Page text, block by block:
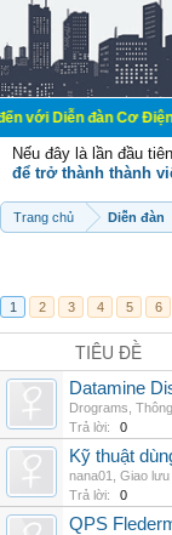
Cơ Điện - Diễn
Nếu đây là lần đầu
để trở thành thành
Trang chủ Diễn đàn
1 2 3 4 5 6
TIÊU ĐỀ
Datamine
Drograms
Trả lời:
0
Kỹ thuật
nana01
Giao lưu
Trả lời:
0
QPS